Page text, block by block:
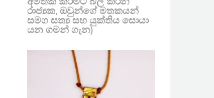
රාජ්‍යක, ඔවුන්ගේ මතකයන්
සමග සත්‍ය සහ යුක්තිය සොයා
යන ගමන් ගැන)